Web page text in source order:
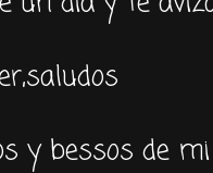
y bessos de